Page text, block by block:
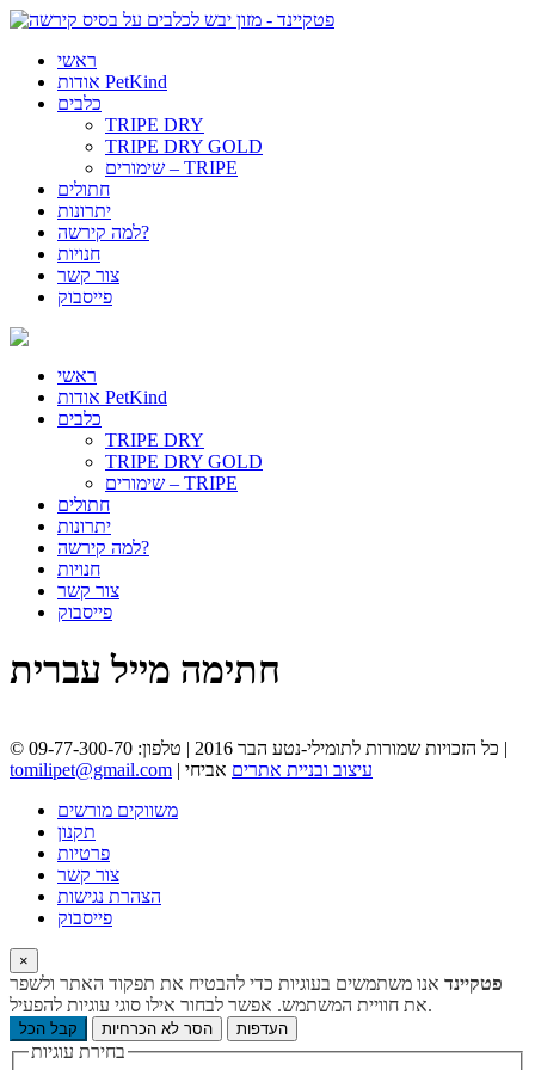
ראשי
אודות PetKind
כלבים
TRIPE DRY
TRIPE DRY GOLD
שימורים – TRIPE
חתולים
יתרונות
למה קירשה?
חנויות
צור קשר
פייסבוק
ראשי
אודות PetKind
כלבים
TRIPE DRY
TRIPE DRY GOLD
שימורים – TRIPE
חתולים
יתרונות
למה קירשה?
חנויות
צור קשר
פייסבוק
חתימה מייל עברית
© כל הזכויות שמורות לתומילי-נטע הבר 2016 | טלפון: 09-77-300-70 |
tomilipet@gmail.com | עיצוב ובניית אתרים אביחי
משווקים מורשים
תקנון
פרטיות
צור קשר
הצהרת נגישות
פייסבוק
×
פטקיינד אנו משתמשים בעוגיות כדי להבטיח את תפקוד האתר ולשפר
את חוויית המשתמש. אפשר לבחור אילו סוגי עוגיות להפעיל.
קבל הכל הסר לא הכרחיות העדפות
בחירת עוגיות